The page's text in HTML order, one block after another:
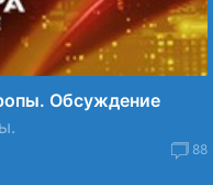
Обсуждение
88